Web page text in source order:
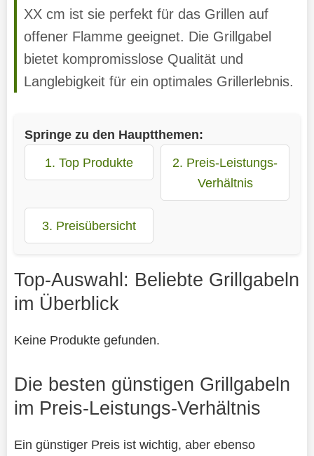
XX cm ist sie perfekt für das Grillen auf
offener Flamme geeignet. Die Grillgabel
bietet kompromisslose Qualität und
Langlebigkeit für ein optimales Grillerlebnis.
Springe zu den Hauptthemen:
1. Top Produkte
2. Preis-Leistungs-
Verhältnis
3. Preisübersicht
Top-Auswahl: Beliebte Grillgabeln
im Überblick
Keine Produkte gefunden.
Die besten günstigen Grillgabeln
im Preis-Leistungs-Verhältnis
Ein günstiger Preis ist wichtig, aber ebenso